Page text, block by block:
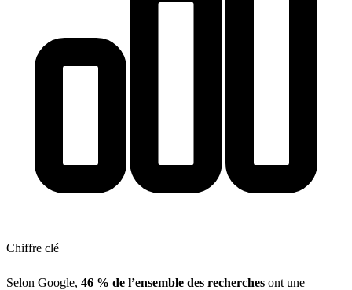
Chiffre clé
Selon Google, 46 % de l’ensemble des recherches ont une